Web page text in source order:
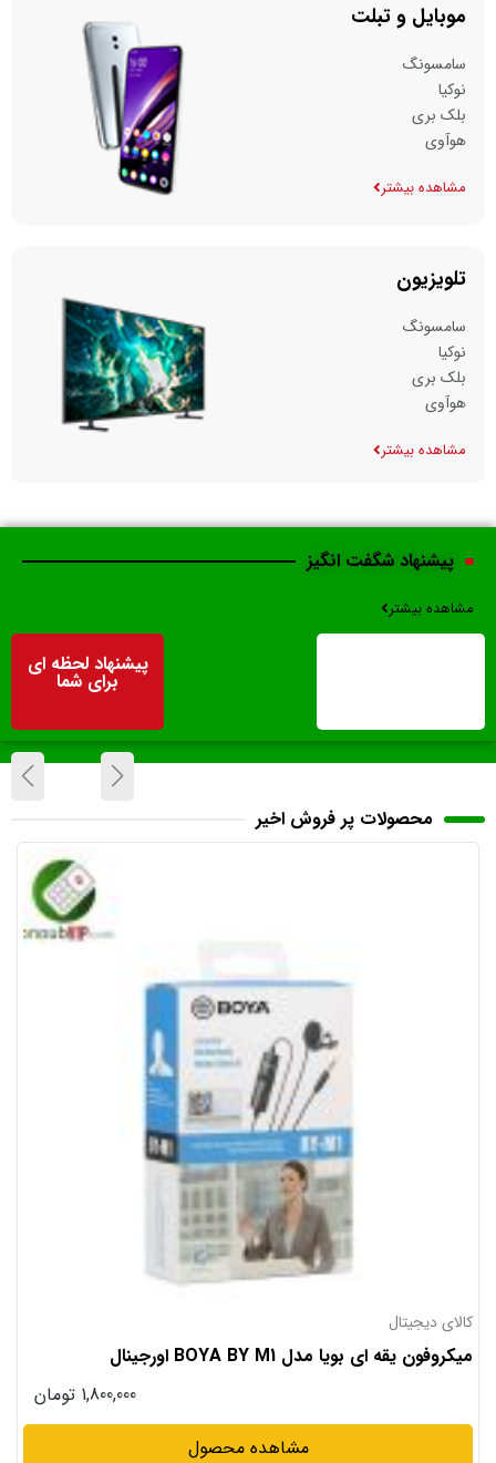
موبایل و تبلت
سامسونگ
نوکیا
بلک بری
هوآوی
مشاهده بیشتر
تلویزیون
سامسونگ
نوکیا
بلک بری
هوآوی
مشاهده بیشتر
پیشنهاد شگفت انگیز
مشاهده بیشتر
پیشنهاد لحظه ای
برای شما
محصولات پر فروش اخیر
کالای دیجیتال
میکروفون یقه ای بویا مدل BOYA BY M1 اورجینال
1,800,000 تومان
مشاهده محصول